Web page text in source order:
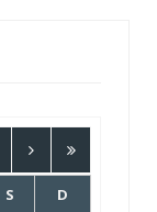
S
D